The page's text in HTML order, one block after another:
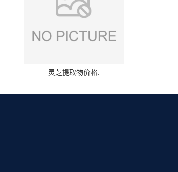
灵芝提取物价格.